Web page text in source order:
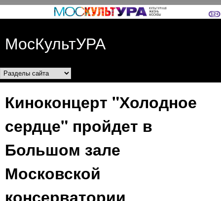
Перейти к основному
МосКультУРА
Разделы сайта
Киноконцерт "Холодное
сердце" пройдет в
Большом зале
Московской